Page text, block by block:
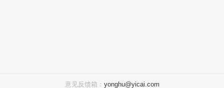
意见反馈箱： yonghu@yicai.com